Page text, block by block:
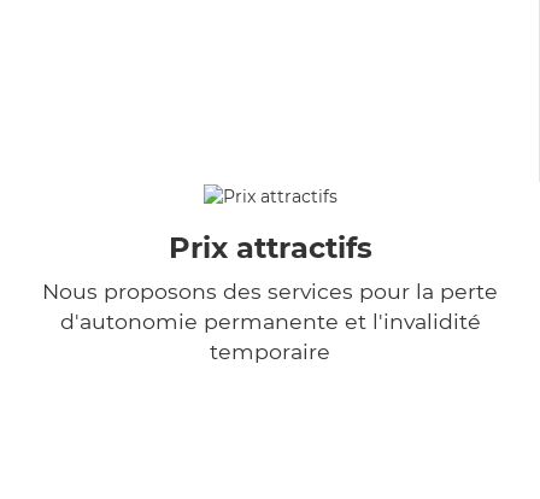
Prix attractifs
Nous proposons des services pour la perte
d'autonomie permanente et l'invalidité
temporaire